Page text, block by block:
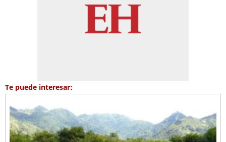
Te puede interesar: